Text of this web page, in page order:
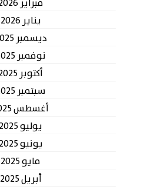
فبراير 2026
يناير 2026
ديسمبر 2025
نوفمبر 2025
أكتوبر 2025
سبتمبر 2025
أغسطس 2025
يوليو 2025
يونيو 2025
مايو 2025
أبريل 2025